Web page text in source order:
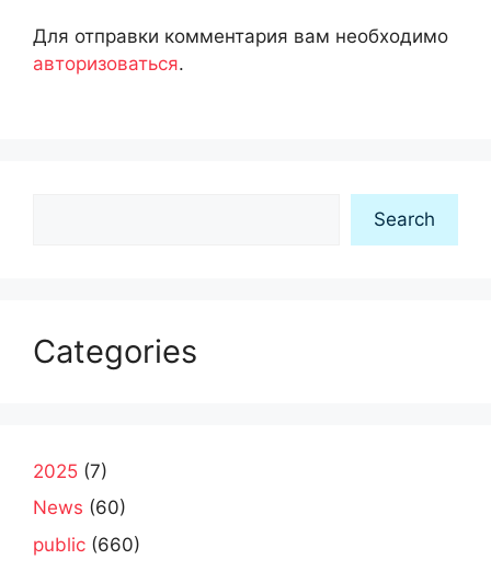
Для отправки комментария вам необходимо
авторизоваться.
Search
Categories
2025 (7)
News (60)
public (660)